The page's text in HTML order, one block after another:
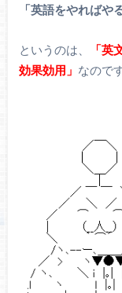
「英語をやればや
というのは、
「
効果効用」 なのです